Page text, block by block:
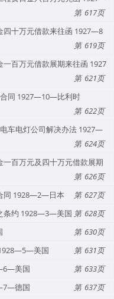
617
十万元借款来往函 1927—8
619
百万元借款展期来往函 1927
621
同 1927—10—比利时
622
车电灯公司解决办法 1927—
624
百万元及四十万元借款展期
626
同 1928—2—日本
627
条约 1928—3—美国
628
630
美国
631
美国
633
德国
637